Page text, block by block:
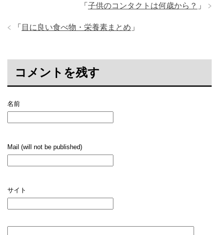
「 子供のコンタクトは何歳から？ 」
「 目に良い食べ物・栄養素まとめ 」
コメントを残す
名前
Mail (will not be published)
サイト